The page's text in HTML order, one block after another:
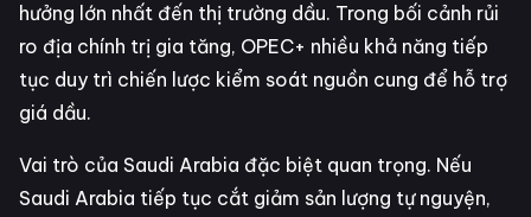
hưởng lớn nhất đến thị trường dầu. Trong bối cảnh rủi
ro địa chính trị gia tăng, OPEC+ nhiều khả năng tiếp
tục duy trì chiến lược kiểm soát nguồn cung để hỗ trợ
giá dầu.
Vai trò của Saudi Arabia đặc biệt quan trọng. Nếu
Saudi Arabia tiếp tục cắt giảm sản lượng tự nguyện,